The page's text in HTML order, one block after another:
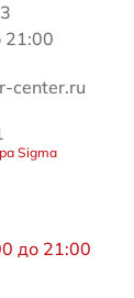
21:00
center.ru
Sigma
до 21:00